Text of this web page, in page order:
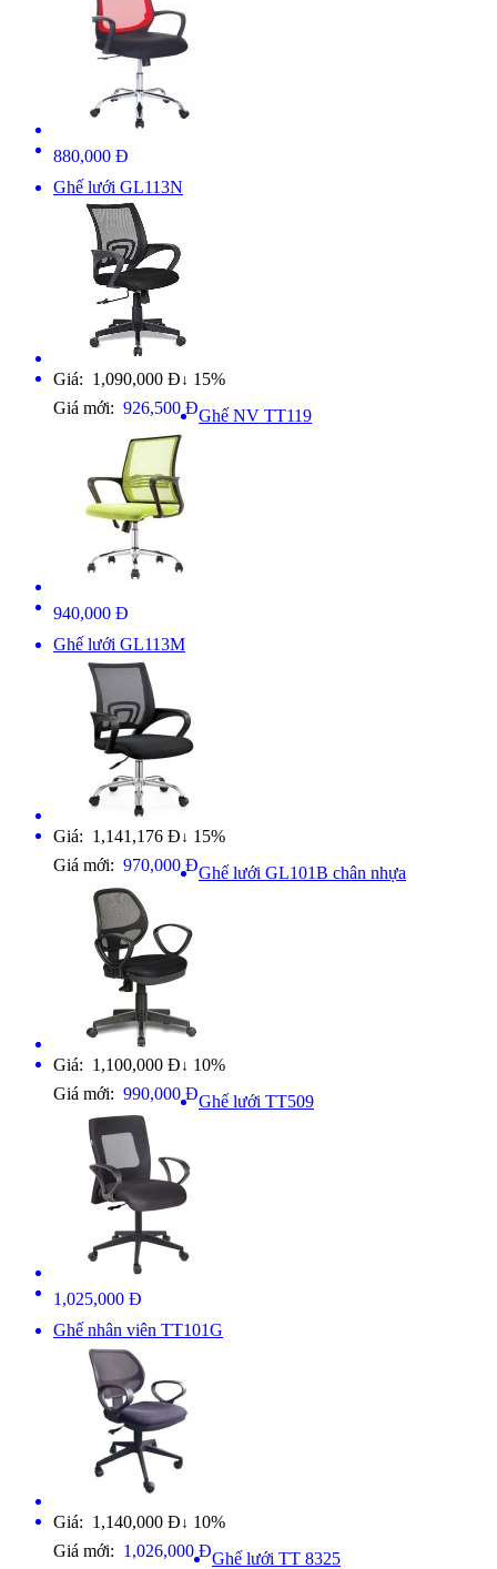
880,000 Đ
Ghế lưới GL113N
Giá: 1,090,000 Đ ↓ 15%
Giá mới: 926,500 ĐGhế NV TT119
940,000 Đ
Ghế lưới GL113M
Giá: 1,141,176 Đ ↓ 15%
Giá mới: 970,000 ĐGhế lưới GL101B chân nhựa
Giá: 1,100,000 Đ ↓ 10%
Giá mới: 990,000 ĐGhế lưới TT509
1,025,000 Đ
Ghế nhân viên TT101G
Giá: 1,140,000 Đ ↓ 10%
Giá mới: 1,026,000 ĐGhế lưới TT 8325